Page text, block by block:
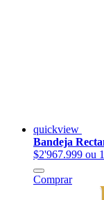
quickview
Bandeja
$2'967.999 ou
Comprar